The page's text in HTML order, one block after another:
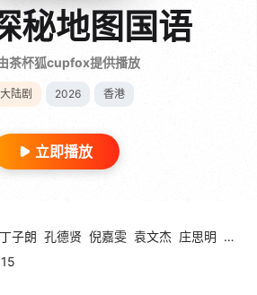
秘地图国语
茶杯狐cupfox提供播放
大陆剧 2026 香港
立即播放
丁子朗 孔德贤 倪嘉雯 袁文杰 庄思明 蔡国